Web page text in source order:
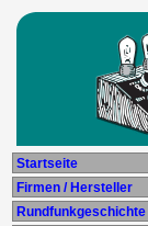
Startseite
Firmen / Hersteller
Rundfunkgeschichte